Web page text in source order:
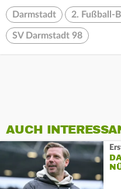
Darmstadt 2. Fußball-
SV Darmstadt 98
AUCH